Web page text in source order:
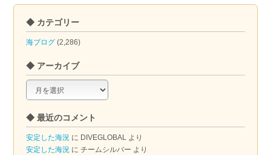
◆ カテゴリー
海ブログ (2,286)
◆ アーカイブ
ア
カ
イ
ブ
◆ 最近のコメント
安定した海況 に DIVEGLOBAL より
安定した海況 にチームシルバー より